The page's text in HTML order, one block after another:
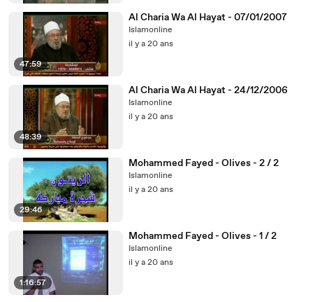
47:59
Al Charia Wa Al Hayat - 07/01/2007
Islamonline
il y a 20 ans
48:39
Al Charia Wa Al Hayat - 24/12/2006
Islamonline
il y a 20 ans
29:46
Mohammed Fayed - Olives - 2 / 2
Islamonline
il y a 20 ans
1:16:57
Mohammed Fayed - Olives - 1 / 2
Islamonline
il y a 20 ans